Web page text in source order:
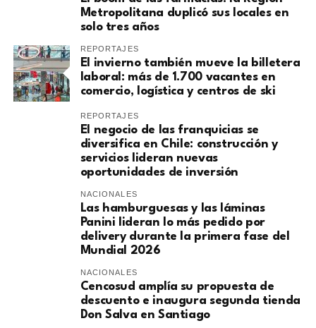
Metropolitana duplicó sus locales en
solo tres años
REPORTAJES
El invierno también mueve la billetera
laboral: más de 1.700 vacantes en
comercio, logística y centros de ski
REPORTAJES
El negocio de las franquicias se
diversifica en Chile: construcción y
servicios lideran nuevas
oportunidades de inversión
NACIONALES
Las hamburguesas y las láminas
Panini lideran lo más pedido por
delivery durante la primera fase del
Mundial 2026
NACIONALES
Cencosud amplía su propuesta de
descuento e inaugura segunda tienda
Don Salva en Santiago